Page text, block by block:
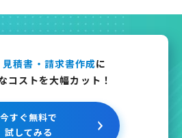
積書・請求書作成に
コストを大幅カット！
今すぐ無料で
試してみる